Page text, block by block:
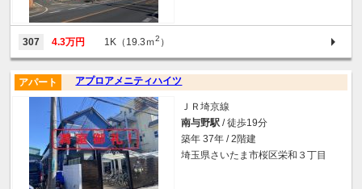
307 4.3万円 1K（19.3ｍ2 ）
アプロアメニティハイツ
アパート
ＪＲ埼京線
南与野駅 / 徒歩19分
築年 37年 / 2階建
埼玉県さいたま市桜区栄和３丁目